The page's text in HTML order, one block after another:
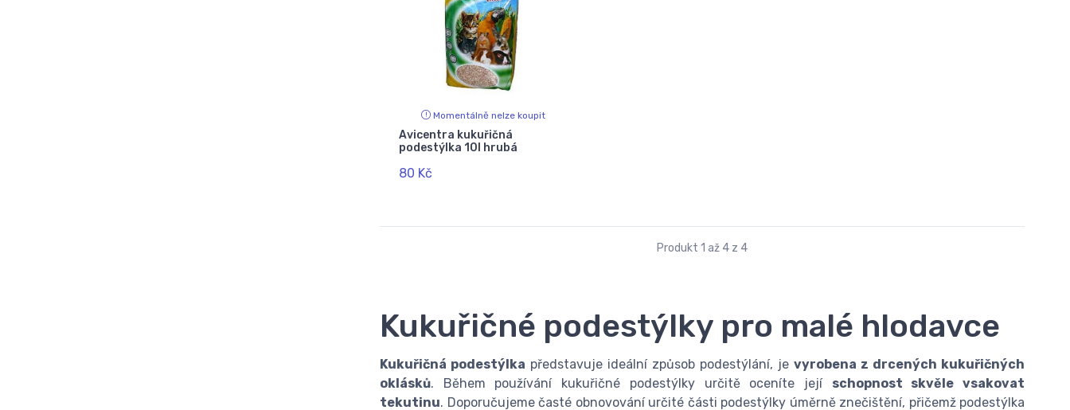
Momentálně nelze koupit
Avicentra kukuřičná
podestýlka 10l hrubá
80 Kč
Produkt 1 až 4 z 4
Kukuřičné podestýlky pro malé hlodavce
Kukuřičná podestýlka představuje ideální způsob podestýlání, je vyrobena z drcených kukuřičných
oklásků. Během používání kukuřičné podestýlky určitě oceníte její schopnost skvěle vsakovat
tekutinu. Doporučujeme časté obnovování určité části podestýlky úměrně znečištění, přičemž podestýlka